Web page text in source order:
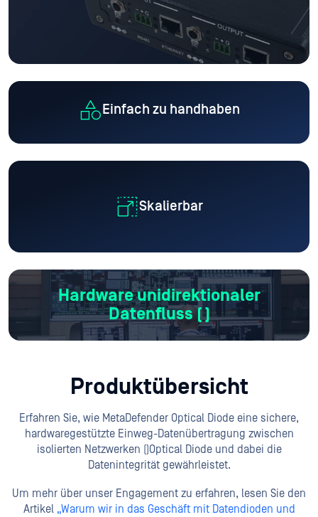
Einfach zu handhaben
Skalierbar
Hardware unidirektionaler
Datenfluss ()
Produktübersicht
Erfahren Sie, wie MetaDefender Optical Diode eine sichere,
hardwaregestützte Einweg-Datenübertragung zwischen
isolierten Netzwerken ()Optical Diode und dabei die
Datenintegrität gewährleistet.
Um mehr über unser Engagement zu erfahren, lesen Sie den
Artikel „Warum wir in das Geschäft mit Datendioden und